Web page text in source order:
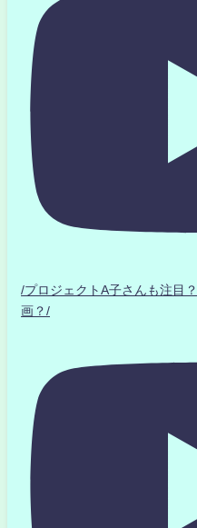
/プロジェクトA子さんも注
画？/